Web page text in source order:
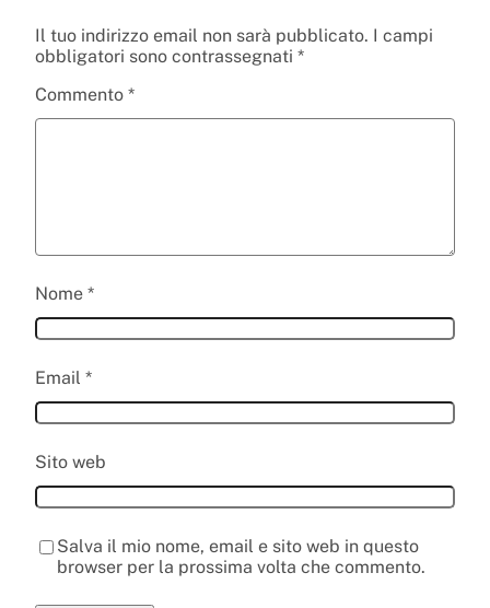
Il tuo indirizzo email non sarà pubblicato. I campi
obbligatori sono contrassegnati *
Commento *
Nome *
Email *
Sito web
Salva il mio nome, email e sito web in questo
browser per la prossima volta che commento.